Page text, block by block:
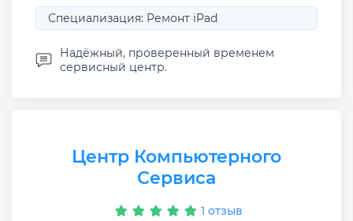
Специализация: Ремонт iPad
Надёжный, проверенный временем
сервисный центр.
Центр Компьютерного
Сервиса
1 отзыв